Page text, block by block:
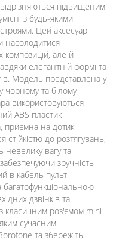
підвищеним
з будь-якими
Цей аксесуар
насолодитися
композицій, але й
елегантній формі та
Модель представлена у
чорному та білому
використовуються
ABS пластик і
приємна на дотик
до розтягувань,
невелику вагу та
зручність
в кабель пульт
дзвінків та
класичним роз'ємом mini-
сучасним
та збережіть